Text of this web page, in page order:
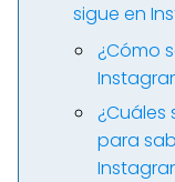
sigue en
¿Cómo
¿Cuáles
para